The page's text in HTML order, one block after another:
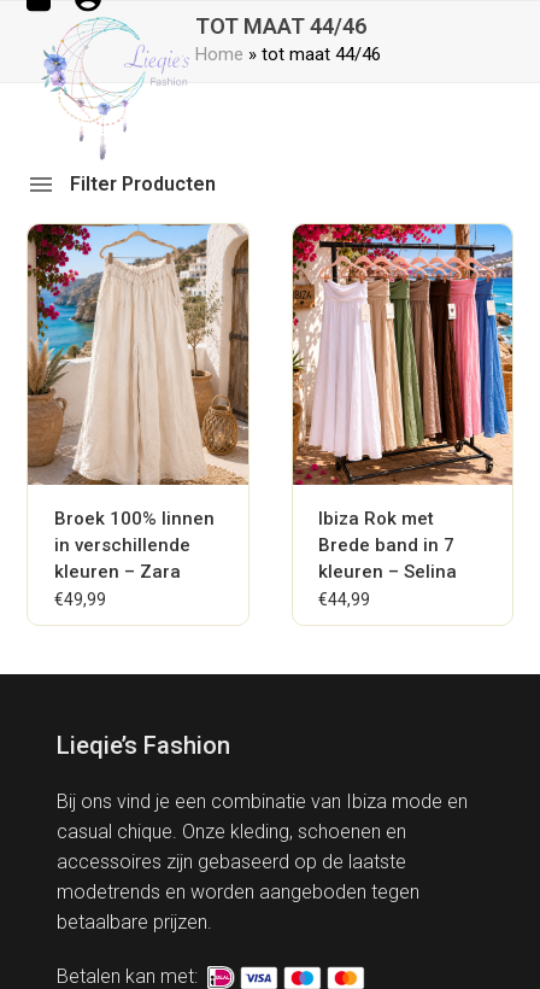
Skip
content
mobile
menu
mobile
menu
TOT MAAT 44/46
Home »tot maat 44/46
Filter Producten
Broek 100% linnen
in verschillende
kleuren – Zara
€49,99
Ibiza Rok met
Brede band in 7
kleuren – Selina
€44,99
Lieqie’s Fashion
Bij ons vind je een combinatie van Ibiza mode en
casual chique. Onze kleding, schoenen en
accessoires zijn gebaseerd op de laatste
modetrends en worden aangeboden tegen
betaalbare prijzen.
Betalen kan met: